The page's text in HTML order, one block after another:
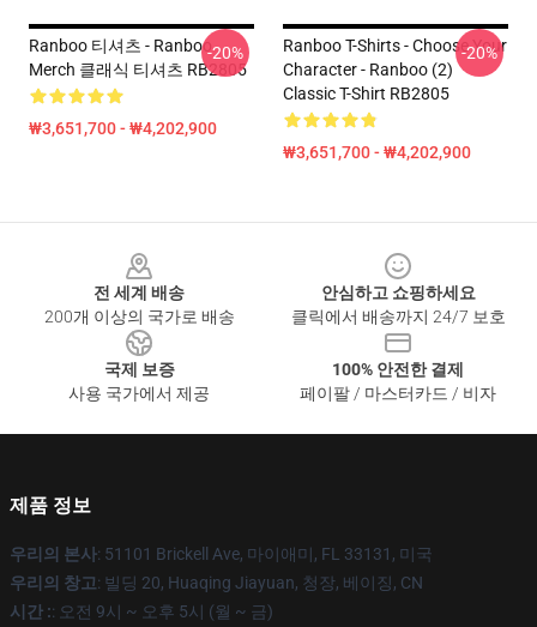
Ranboo 티셔츠 - Ranboo
Merch 클래식 티셔츠 RB2805
₩3,651,700 - ₩4,202,900
-20%
Ranboo T-Shirts - Choose Your
Character - Ranboo (2)
Classic T-Shirt RB2805
₩3,651,700 - ₩4,202,900
-20%
전 세계 배송
200개 이상의 국가로 배송
안심하고 쇼핑하세요
클릭에서 배송까지 24/7 보호
국제 보증
사용 국가에서 제공
100% 안전한 결제
페이팔 / 마스터카드 / 비자
제품 정보
우리의 본사: 51101 Brickell Ave, 마이애미, FL 33131, 미국
우리의 창고: 빌딩 20, Huaqing Jiayuan, 청장, 베이징, CN
시간 :: 오전 9시 ~ 오후 5시 (월 ~ 금)